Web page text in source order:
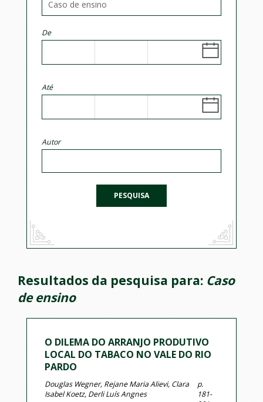
De
Até
Autor
PESQUISA
Resultados da pesquisa para: Caso
de ensino
O DILEMA DO ARRANJO PRODUTIVO
LOCAL DO TABACO NO VALE DO RIO
PARDO
Douglas Wegner, Rejane Maria Alievi, Clara
Isabel Koetz, Derli Luís Angnes
p.
181-